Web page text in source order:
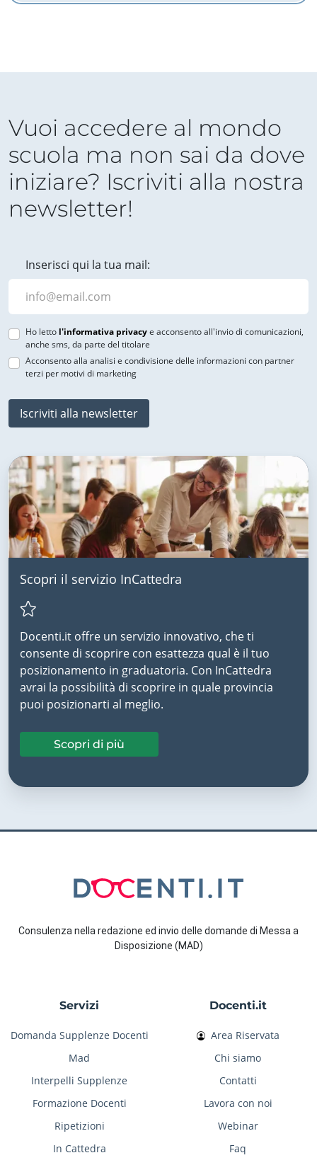
Vuoi accedere al mondo
scuola ma non sai da dove
iniziare? Iscriviti alla nostra
newsletter!
Inserisci qui la tua mail:
Ho letto l'informativa privacye acconsento all'invio di comunicazioni,
anche sms, da parte del titolare
Acconsento alla analisi e condivisione delle informazioni con partner
terzi per motivi di marketing
Iscriviti alla newsletter
Scopri il servizio InCattedra
Docenti.it offre un servizio innovativo, che ti
consente di scoprire con esattezza qual è il tuo
posizionamento in graduatoria. Con InCattedra
avrai la possibilità di scoprire in quale provincia
puoi posizionarti al meglio.
Scopri di più
Consulenza nella redazione ed invio delle domande di Messa a
Disposizione (MAD)
Servizi
Domanda Supplenze Docenti
Mad
Interpelli Supplenze
Formazione Docenti
Ripetizioni
In Cattedra
Docenti.it
Area Riservata
Chi siamo
Contatti
Lavora con noi
Webinar
Faq